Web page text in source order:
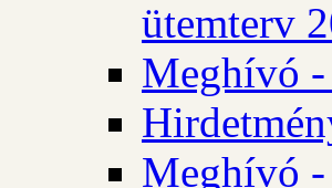
ütemterv
Meghívó -
Meghívó -